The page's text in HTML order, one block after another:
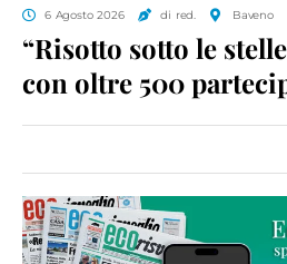
6 Agosto 2026 di red. Baveno
“Risotto sotto le
con oltre 500